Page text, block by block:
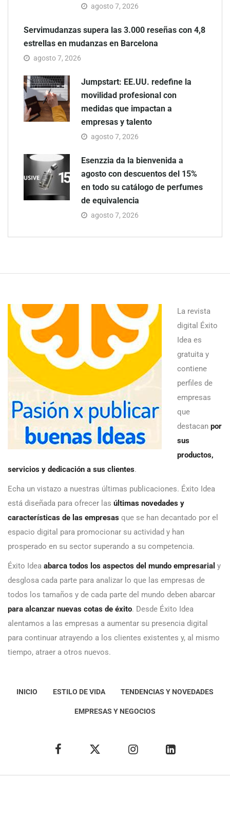
agosto 7, 2026
Servimudanzas supera las 3.000 reseñas con 4,8
estrellas en mudanzas en Barcelona
agosto 7, 2026
Jumpstart: EE.UU. redefine la
movilidad profesional con
medidas que impactan a
empresas y talento
agosto 7, 2026
Esenzzia da la bienvenida a
agosto con descuentos del 15%
en todo su catálogo de perfumes
de equivalencia
agosto 7, 2026
La revista
digital Éxito
Idea es
gratuita y
contiene
perfiles de
empresas
que
destacan por
sus
productos,
servicios y dedicación a sus clientes.
Echa un vistazo a nuestras últimas publicaciones. Éxito Idea
está diseñada para ofrecer las últimas novedades y
características de las empresas que se han decantado por el
espacio digital para promocionar su actividad y han
prosperado en su sector superando a su competencia.
Éxito Idea abarca todos los aspectos del mundo empresarial y
desglosa cada parte para analizar lo que las empresas de
todos los tamaños y de cada parte del mundo deben abarcar
para alcanzar nuevas cotas de éxito. Desde Éxito Idea
alentamos a las empresas a aumentar su presencia digital
para continuar atrayendo a los clientes existentes y, al mismo
tiempo, atraer a otros nuevos.
INICIO ESTILO DE VIDA TENDENCIAS Y NOVEDADES
EMPRESAS Y NEGOCIOS